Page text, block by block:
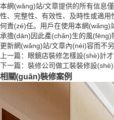
本網(wǎng)站/文章提供的所有信息
性、完整性、有效性、及時性或適
何責(zé)任。用戶在使用本網
承擔(dān)因此產(chǎn)生的風
更新網(wǎng)站/文章內(nèi)容而不
上一篇：
眼鏡店裝修怎樣設(shè)計
下一篇： 裝修公司做工裝裝修設(shè)
相關(guān)裝修案例